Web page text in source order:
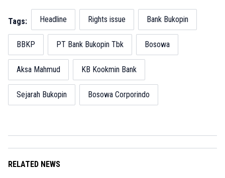
Tags: Headline Rights issue Bank Bukopin
BBKP PT Bank Bukopin Tbk Bosowa
Aksa Mahmud KB Kookmin Bank
Sejarah Bukopin Bosowa Corporindo
RELATED NEWS